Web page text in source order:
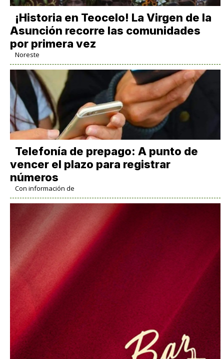
​¡Historia en Teocelo! La Virgen de la
Asunción recorre las comunidades
por primera vez
Noreste
Telefonía de prepago: A punto de
vencer el plazo para registrar
números
Con información de